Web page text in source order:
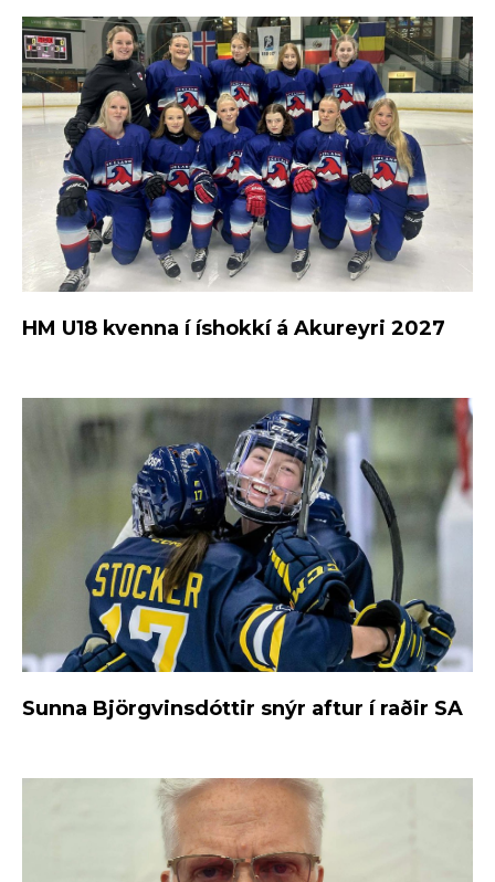
HM U18 kvenna í íshokkí á Akureyri 2027
Sunna Björgvinsdóttir snýr aftur í raðir SA